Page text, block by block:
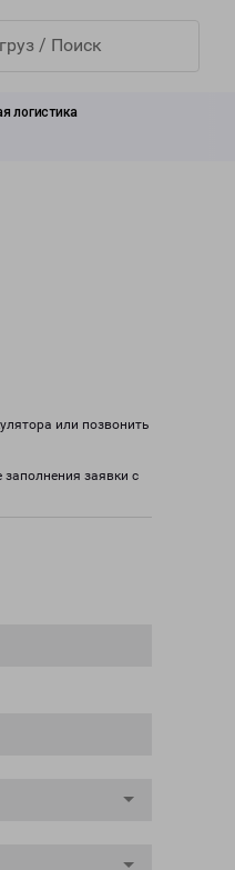
логистика
или позвонить
заявки с